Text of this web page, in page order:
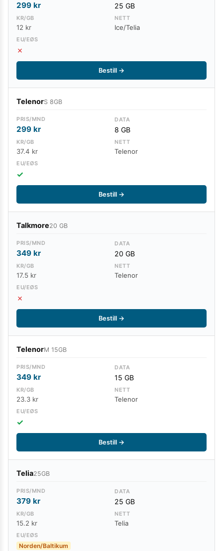
299 kr 25 GB
12 kr Ice/Telia
✗
Bestill →
TelenorS 8GB
299 kr 8 GB
37.4 kr Telenor
✓
Bestill →
Talkmore20 GB
349 kr 20 GB
17.5 kr Telenor
✗
Bestill →
TelenorM 15GB
349 kr 15 GB
23.3 kr Telenor
✓
Bestill →
Telia25GB
379 kr 25 GB
15.2 kr Telia
Norden/Baltikum